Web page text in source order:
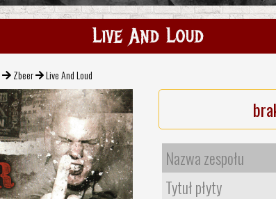
Live And Loud
Zbeer Live And Loud
Nazwa zespołu
Tytuł płyty